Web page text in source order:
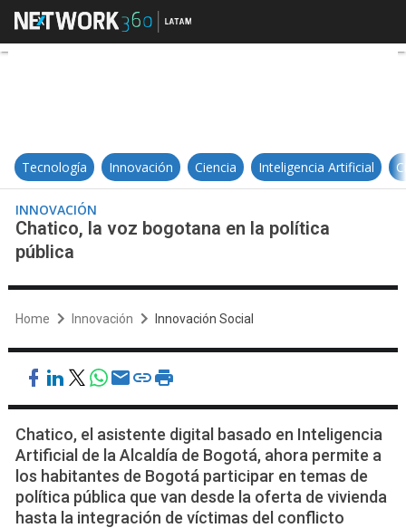
Chatico, la voz bogotana en la
Tecnología Innovación Ciencia Inteligencia Artificial
INNOVACIÓN
Chatico, la voz bogotana en la política
pública
Home Innovación Innovación Social
Chatico, el asistente digital basado en Inteligencia
Artificial de la Alcaldía de Bogotá, ahora permite a
los habitantes de Bogotá participar en temas de
política pública que van desde la oferta de vivienda
hasta la integración de víctimas del conflicto